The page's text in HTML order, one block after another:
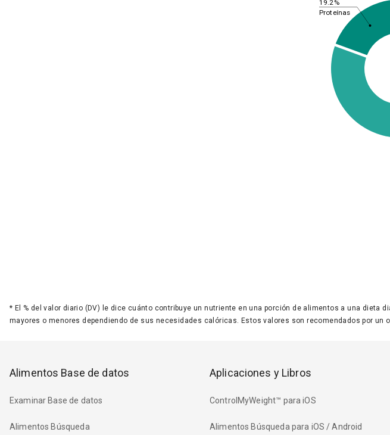
19.2%
Proteínas
* El % del valor diario (DV) le dice cuánto contribuye un nutriente en una porción de alimentos a una
mayores o menores dependiendo de sus necesidades calóricas. Estos valores son recomendados por un
Alimentos Base de datos
Examinar Base de datos
Alimentos Búsqueda
Aplicaciones y Libros
ControlMyWeight™ para iOS
Alimentos Búsqueda para iOS / Android